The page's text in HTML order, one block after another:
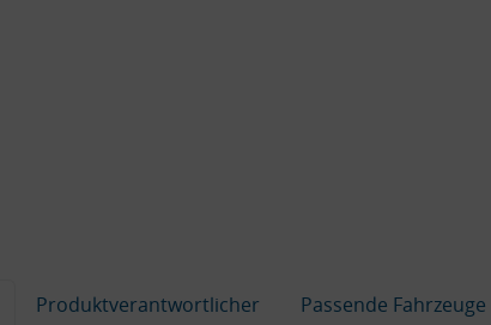
Produktverantwortlicher
Passende Fahrzeuge